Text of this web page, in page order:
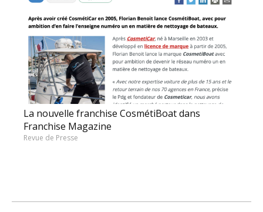
La nouvelle franchise CosmétiBoat dans
Franchise Magazine
Revue de Presse